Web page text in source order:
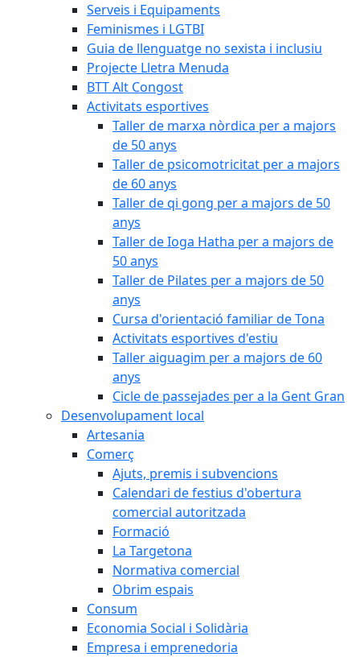
Serveis i Equipaments
Feminismes i LGTBI
Guia de llenguatge no sexista i inclusiu
Projecte Lletra Menuda
BTT Alt Congost
Activitats esportives
Taller de marxa nòrdica per a majors
de 50 anys
Taller de psicomotricitat per a majors
de 60 anys
Taller de qi gong per a majors de 50
anys
Taller de Ioga Hatha per a majors de
50 anys
Taller de Pilates per a majors de 50
anys
Cursa d'orientació familiar de Tona
Activitats esportives d'estiu
Taller aiguagim per a majors de 60
anys
Cicle de passejades per a la Gent Gran
Desenvolupament local
Artesania
Comerç
Ajuts, premis i subvencions
Calendari de festius d'obertura
comercial autoritzada
Formació
La Targetona
Normativa comercial
Obrim espais
Consum
Economia Social i Solidària
Empresa i emprenedoria